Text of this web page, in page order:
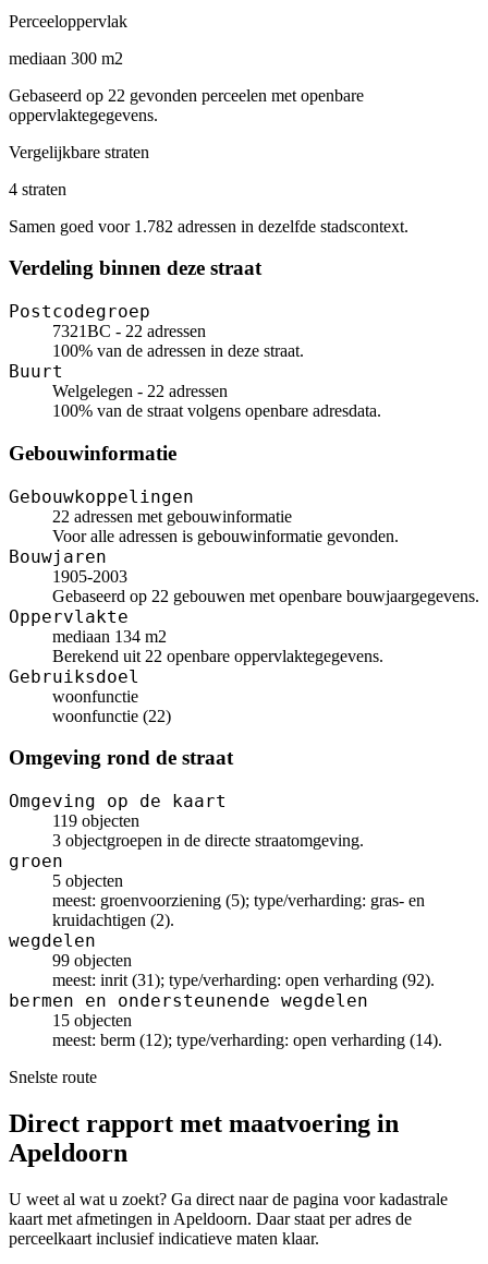
Perceeloppervlak
mediaan 300 m2
Gebaseerd op 22 gevonden perceelen met openbare
oppervlaktegegevens.
Vergelijkbare straten
4 straten
Samen goed voor 1.782 adressen in dezelfde stadscontext.
Verdeling binnen deze straat
Postcodegroep
7321BC - 22 adressen
100% van de adressen in deze straat.
Buurt
Welgelegen - 22 adressen
100% van de straat volgens openbare adresdata.
Gebouwinformatie
Gebouwkoppelingen
22 adressen met gebouwinformatie
Voor alle adressen is gebouwinformatie gevonden.
Bouwjaren
1905-2003
Gebaseerd op 22 gebouwen met openbare bouwjaargegevens.
Oppervlakte
mediaan 134 m2
Berekend uit 22 openbare oppervlaktegegevens.
Gebruiksdoel
woonfunctie
woonfunctie (22)
Omgeving rond de straat
Omgeving op de kaart
119 objecten
3 objectgroepen in de directe straatomgeving.
groen
5 objecten
meest: groenvoorziening (5); type/verharding: gras- en
kruidachtigen (2).
wegdelen
99 objecten
meest: inrit (31); type/verharding: open verharding (92).
bermen en ondersteunende wegdelen
15 objecten
meest: berm (12); type/verharding: open verharding (14).
Snelste route
Direct rapport met maatvoering in
Apeldoorn
U weet al wat u zoekt? Ga direct naar de pagina voor kadastrale
kaart met afmetingen in Apeldoorn. Daar staat per adres de
perceelkaart inclusief indicatieve maten klaar.